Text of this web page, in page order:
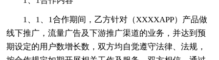
1、1、1合作期间，乙方针对（XXXXAPP）产品做
线下推广，流量广告及下游推广渠道的业务，并达到预
期设定的用户数增长数，双方均自觉遵守法律、法规，